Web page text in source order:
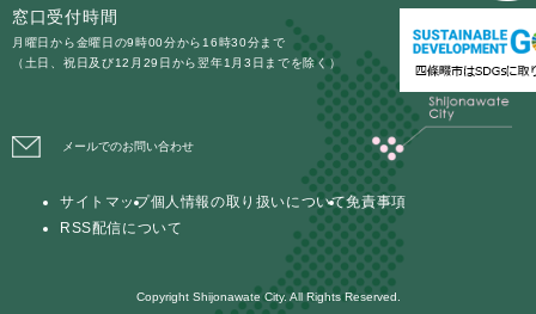
窓口受付時間
月曜日から金曜日の9時00分から16時30分まで
（土日、祝日及び12月29日から翌年1月3日までを除く）
メールでのお問い合わせ
サイトマップ個人情報の取り扱いについて免責事項
RSS配信について
Copyright Shijonawate City. All Rights Reserved.